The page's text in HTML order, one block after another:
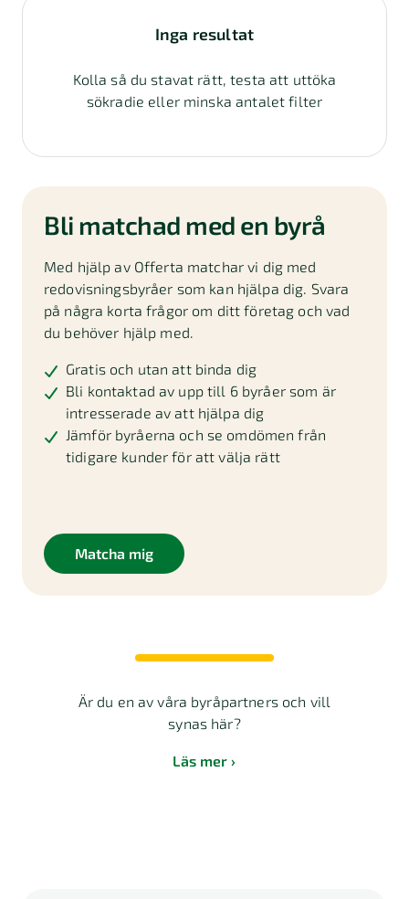
Inga resultat
Kolla så du stavat rätt, testa att uttöka
sökradie eller minska antalet filter
Bli matchad med en byrå
Med hjälp av Offerta matchar vi dig med
redovisningsbyråer som kan hjälpa dig. Svara
på några korta frågor om ditt företag och vad
du behöver hjälp med.
Gratis och utan att binda dig
Bli kontaktad av upp till 6 byråer som är
intresserade av att hjälpa dig
Jämför byråerna och se omdömen från
tidigare kunder för att välja rätt
Matcha mig
Är du en av våra byråpartners och vill
synas här?
Läs mer